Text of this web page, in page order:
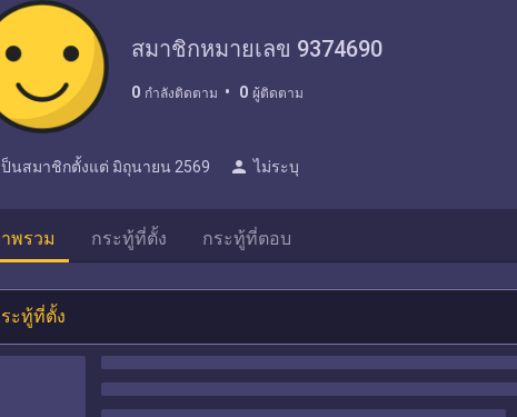
สมาชิกหมายเลข 9374690
0 กำลังติดตาม 0 ผู้ติดตาม
ป็นสมาชิกตั้งแต่ มิถุนายน 2569 person ไม่ระบุ
พรวม กระทู้ที่ตั้ง กระทู้ที่ตอบ
ะทู้ที่ตั้ง